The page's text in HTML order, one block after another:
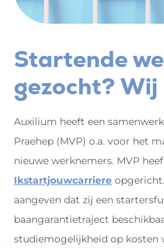
Startende
gezocht? Wij
Auxilium heeft een
Praehep (MVP) o.a. voor het
nieuwe werknemers. MVP
Ikstartjouwcarriere opgericht.
aangeven dat zij een
baangarantietraject
studiemogelijkheid op kosten